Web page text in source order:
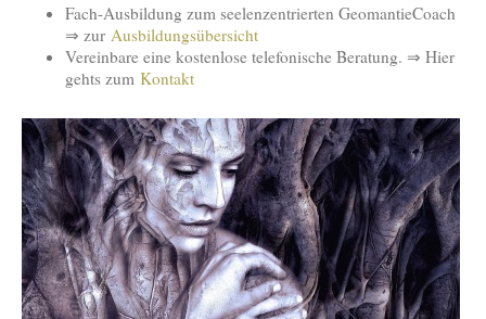
Fach-Ausbildung zum seelenzentrierten GeomantieCoach
⇒ zur Ausbildungsübersicht
Vereinbare eine kostenlose telefonische Beratung. ⇒ Hier
gehts zum Kontakt